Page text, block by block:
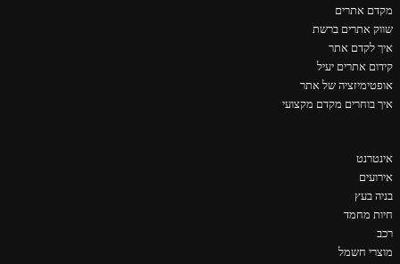
מקדם אתרים
שווק אתרים ברשת
איך לקדם אתר
קידום אתרים יעיל
אופטימיזציה של אתר
איך בוחרים מקדם מקצועי
אינטרנט
אירועים
בניה בעץ
חיות מחמד
רכב
מוצרי חשמל